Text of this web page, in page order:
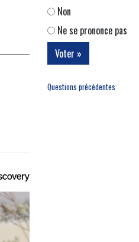
Non
Ne se prononce pas
Questions précédentes